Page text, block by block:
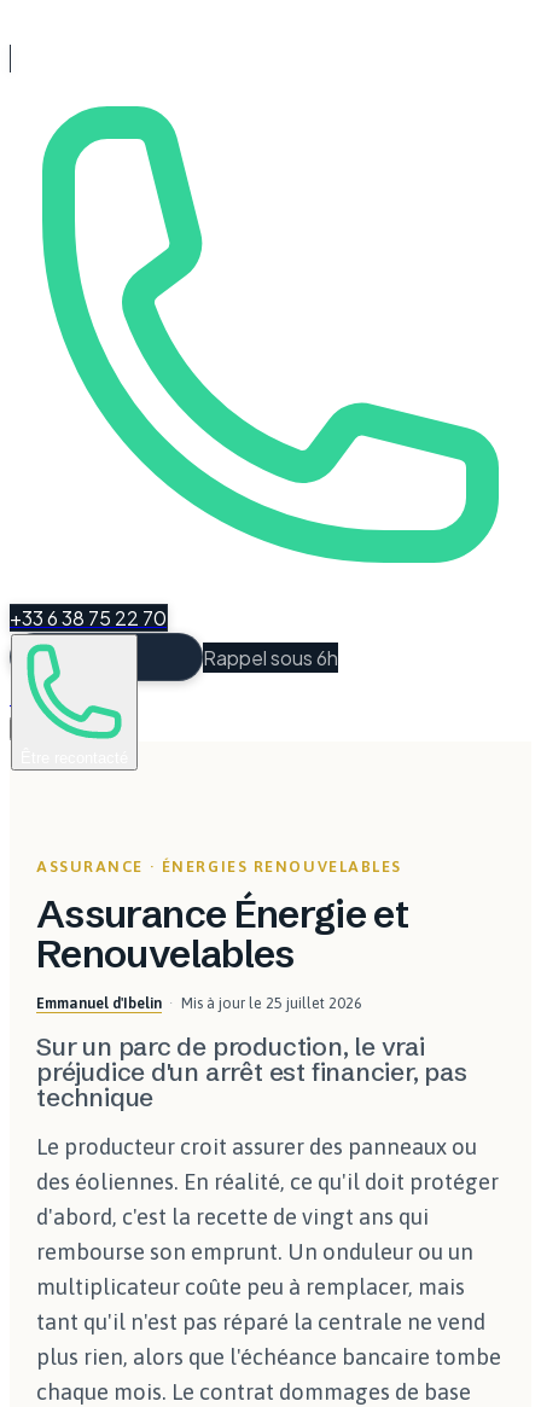
+33 6 38 75 22 70
Rappel sous 6h
Espace Client
ASSURANCE · ÉNERGIES RENOUVELABLES
Assurance Énergie et
Renouvelables
Emmanuel d'Ibelin Mis à jour le 25 juillet 2026
Sur un parc de production, le vrai
préjudice d'un arrêt est financier, pas
technique
Le producteur croit assurer des panneaux ou
des éoliennes. En réalité, ce qu'il doit protéger
d'abord, c'est la recette de vingt ans qui
rembourse son emprunt. Un onduleur ou un
multiplicateur coûte peu à remplacer, mais
tant qu'il n'est pas réparé la centrale ne vend
plus rien, alors que l'échéance bancaire tombe
chaque mois. Le contrat dommages de base